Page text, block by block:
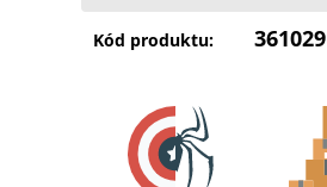
Kód produktu: 361029